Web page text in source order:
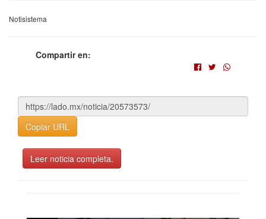
Notisistema
Compartir en:
Copiar URL
Leer noticia completa.